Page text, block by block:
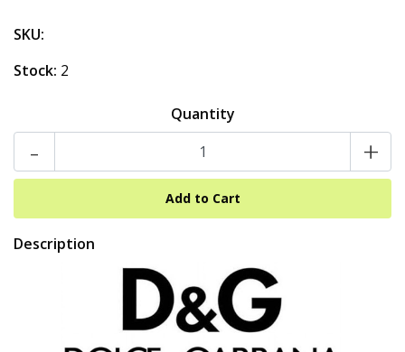
SKU:
Stock: 2
Quantity
- +
Description